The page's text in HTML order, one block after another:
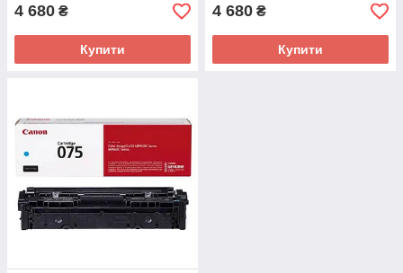
4 680 ₴
Купити
4 680 ₴
Купити